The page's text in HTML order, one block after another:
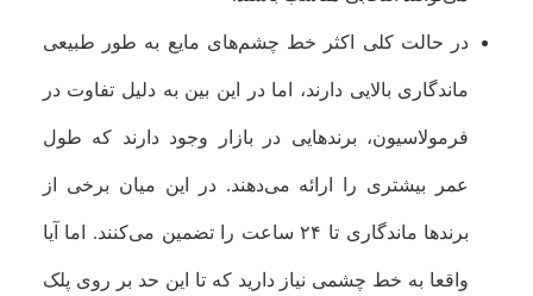
در حالت کلی اکثر خط چشم‌های مایع به طور طبیعی
ماندگاری بالایی دارند، اما در این بین به دلیل تفاوت در
فرمولاسیون، برندهایی در بازار وجود دارند که طول
عمر بیشتری را ارائه می‌دهند. در این میان برخی از
برندها ماندگاری تا ۲۴ ساعت را تضمین می‌کنند. اما آیا
واقعا به خط چشمی نیاز دارید که تا این حد بر روی پلک